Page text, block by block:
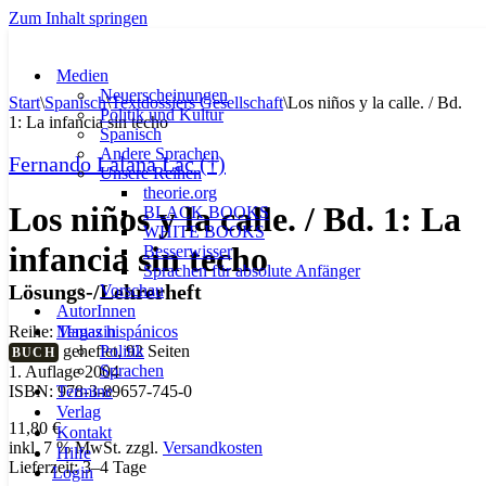
Zum Inhalt springen
Medien
Neuerscheinungen
Politik und Kultur
Spanisch
Andere Sprachen
Unsere Reihen
theorie.org
BLACK BOOKS
WHITE BOOKS
Besserwisser
Sprachen für absolute Anfänger
Vorschau
AutorInnen
Magazin
Politik
Sprachen
Termine
Verlag
Kontakt
Hilfe
Login
Start\Spanisch\Textdossiers Gesellschaft\Los niños y la calle. / Bd.
1: La infancia sin techo
Fernando Lalana Lac (†)
Los niños y la calle. / Bd. 1: La
infancia sin techo
Lösungs-/Lehrerheft
Reihe:Temas hispánicos
BUCH geheftet, 92 Seiten
1. Auflage 2004
ISBN: 978-3-89657-745-0
11,80 €
inkl. 7 % MwSt. zzgl. Versandkosten
Lieferzeit:3–4 Tage